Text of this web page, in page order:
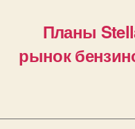
Планы
рынок